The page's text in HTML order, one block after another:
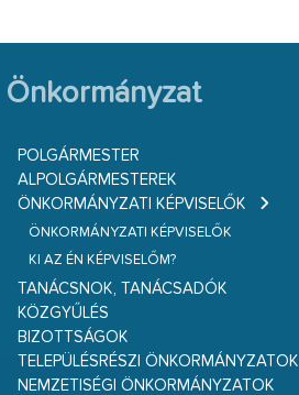
Önkormányzat
POLGÁRMESTER
ALPOLGÁRMESTEREK
ÖNKORMÁNYZATI KÉPVISELŐK
ÖNKORMÁNYZATI KÉPVISELŐK
KI AZ ÉN KÉPVISELŐM?
TANÁCSNOK, TANÁCSADÓK
KÖZGYŰLÉS
BIZOTTSÁGOK
TELEPÜLÉSRÉSZI ÖNKORMÁNYZATOK
NEMZETISÉGI ÖNKORMÁNYZATOK